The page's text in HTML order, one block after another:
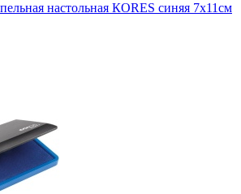
настольная КORES синяя 7х11см